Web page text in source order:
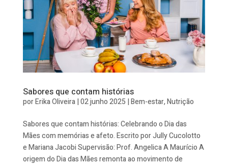
Sabores que contam histórias
porErika Oliveira|02 junho 2025 |Bem-estar,Nutrição
Sabores que contam histórias: Celebrando o Dia das
Mães com memórias e afeto. Escrito por Jully Cucolotto
e Mariana Jacobi Supervisão: Prof. Angelica A Maurício A
origem do Dia das Mães remonta ao movimento de